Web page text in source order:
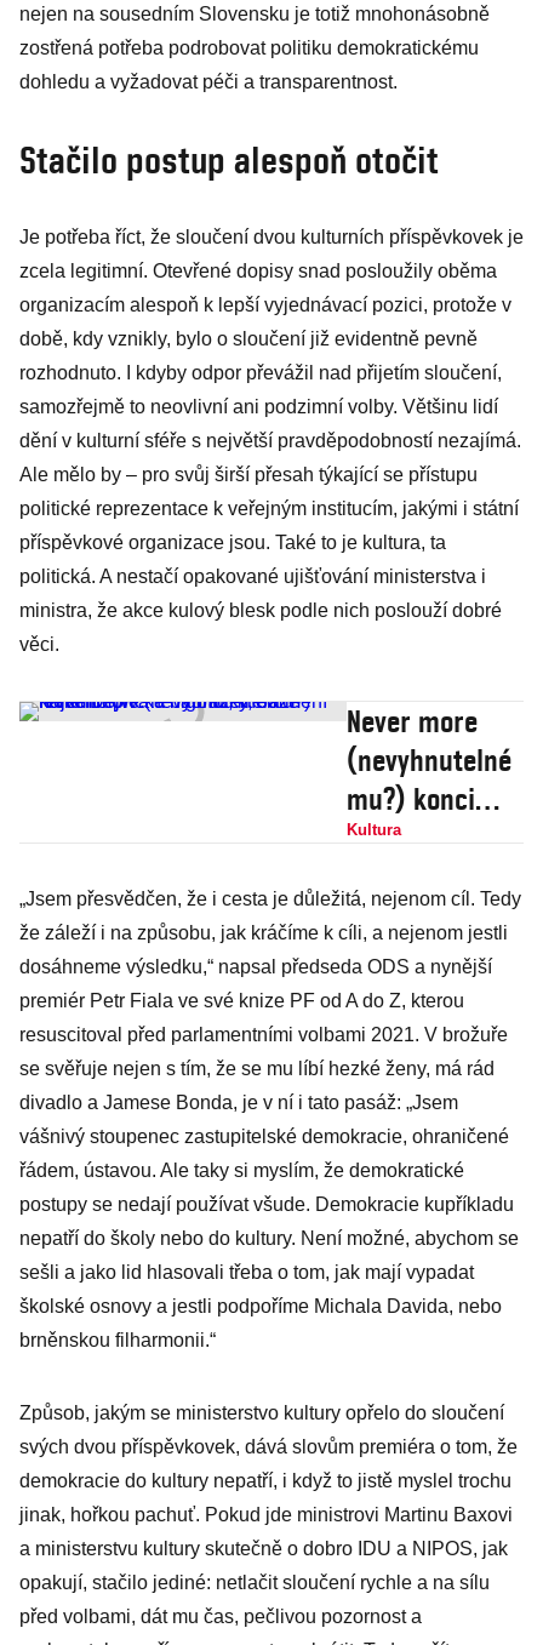
nejen na sousedním Slovensku je totiž mnohonásobně
zostřená potřeba podrobovat politiku demokratickému
dohledu a vyžadovat péči a transparentnost.
Stačilo postup alespoň otočit
Je potřeba říct, že sloučení dvou kulturních příspěvkovek je
zcela legitimní. Otevřené dopisy snad posloužily oběma
organizacím alespoň k lepší vyjednávací pozici, protože v
době, kdy vznikly, bylo o sloučení již evidentně pevně
rozhodnuto. I kdyby odpor převážil nad přijetím sloučení,
samozřejmě to neovlivní ani podzimní volby. Většinu lidí
dění v kulturní sféře s největší pravděpodobností nezajímá.
Ale mělo by – pro svůj širší přesah týkající se přístupu
politické reprezentace k veřejným institucím, jakými i státní
příspěvkové organizace jsou. Také to je kultura, ta
politická. A nestačí opakované ujišťování ministerstva i
ministra, že akce kulový blesk podle nich poslouží dobré
věci.
Never more
(nevyhnutelné
mu?) konci
Dejvické
levného piva a
bigbítů, která
mění nájemce
Kultura
„Jsem přesvědčen, že i cesta je důležitá, nejenom cíl. Tedy
že záleží i na způsobu, jak kráčíme k cíli, a nejenom jestli
dosáhneme výsledku,“ napsal předseda ODS a nynější
premiér Petr Fiala ve své knize PF od A do Z, kterou
resuscitoval před parlamentními volbami 2021. V brožuře
se svěřuje nejen s tím, že se mu líbí hezké ženy, má rád
divadlo a Jamese Bonda, je v ní i tato pasáž: „Jsem
vášnivý stoupenec zastupitelské demokracie, ohraničené
řádem, ústavou. Ale taky si myslím, že demokratické
postupy se nedají používat všude. Demokracie kupříkladu
nepatří do školy nebo do kultury. Není možné, abychom se
sešli a jako lid hlasovali třeba o tom, jak mají vypadat
školské osnovy a jestli podpoříme Michala Davida, nebo
brněnskou filharmonii.“
Způsob, jakým se ministerstvo kultury opřelo do sloučení
svých dvou příspěvkovek, dává slovům premiéra o tom, že
demokracie do kultury nepatří, i když to jistě myslel trochu
jinak, hořkou pachuť. Pokud jde ministrovi Martinu Baxovi
a ministerstvu kultury skutečně o dobro IDU a NIPOS, jak
opakují, stačilo jediné: netlačit sloučení rychle a na sílu
před volbami, dát mu čas, pečlivou pozornost a